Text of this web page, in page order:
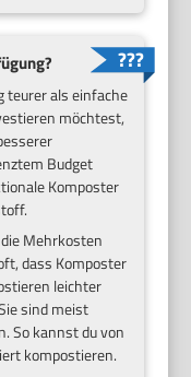
teurer als einfache
möchtest,
Budget
Komposter
Mehrkosten
dass Komposter
leichter
sind meist
So kannst du von
kompostieren.